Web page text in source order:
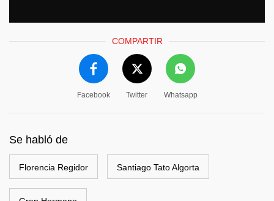
COMPARTIR
Facebook Twitter Whatsapp
Se habló de
Florencia Regidor Santiago Tato Algorta